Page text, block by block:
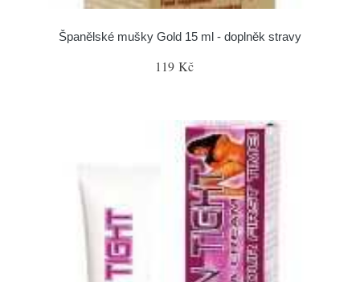
Španělské mušky Gold 15 ml - doplněk stravy
119 Kč